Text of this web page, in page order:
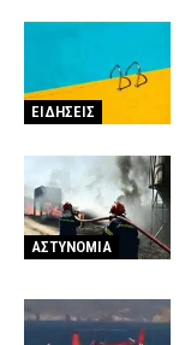
ΕΙΔΗΣΕΙΣ
ΑΣΤΥΝΟΜΙΑ